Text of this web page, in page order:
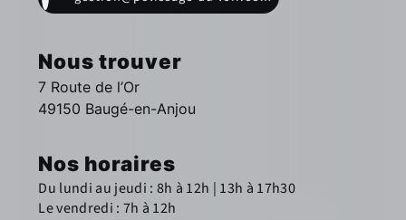
Nous trouver
7 Route de l’Or
49150 Baugé-en-Anjou
Nos horaires
Du lundi au jeudi : 8h à 12h | 13h à 17h30
Le vendredi : 7h à 12h